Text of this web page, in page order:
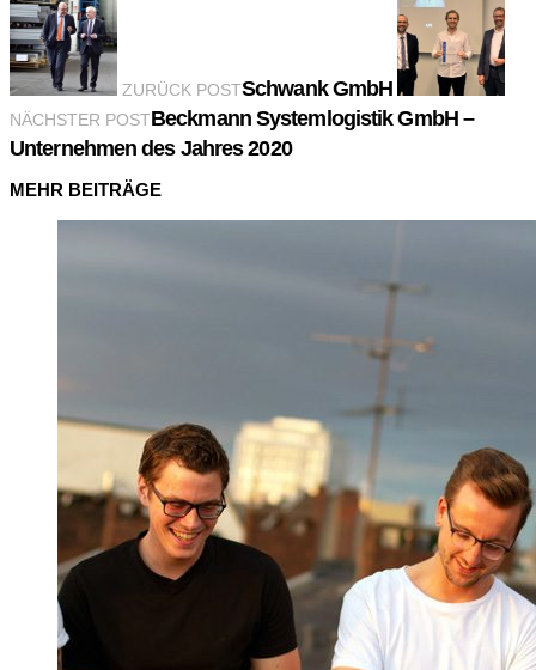
ZURÜCK POSTSchwank GmbH
NÄCHSTER POSTBeckmann Systemlogistik GmbH –
Unternehmen des Jahres 2020
MEHR BEITRÄGE